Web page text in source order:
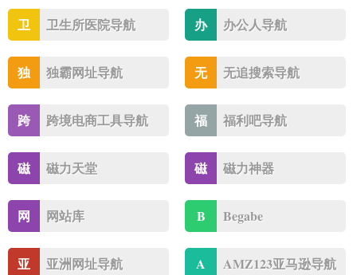
卫 卫生所医院导航 办 办公人导航
独 独霸网址导航 无 无追搜索导航
跨 跨境电商工具导航 福 福利吧导航
磁 磁力天堂 磁 磁力神器
网 网站库 B Begabe
亚 亚洲网址导航 A AMZ123亚马逊导航